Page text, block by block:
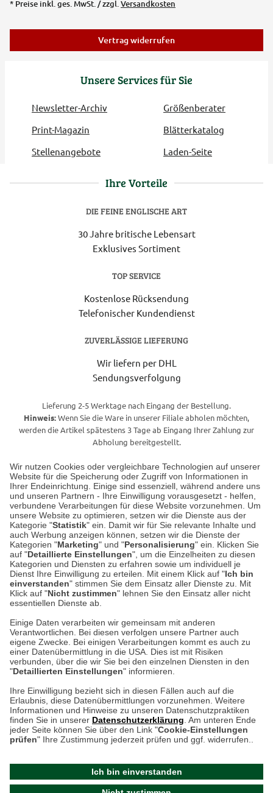
Wir nutzen Cookies oder vergleichbare Technologien auf unserer
Website für die Speicherung oder Zugriff von Informationen in
Ihrer Endeinrichtung. Einige sind essenziell, während andere uns
und unseren Partnern - Ihre Einwilligung vorausgesetzt - helfen,
verbundene Verarbeitungen für diese Website vorzunehmen. Um
unsere Website zu optimieren, setzen wir die Dienste aus der
Kategorie "Statistik" ein. Damit wir für Sie relevante Inhalte und
auch Werbung anzeigen können, setzen wir die Dienste der
Kategorien "Marketing" und "Personalisierung" ein. Klicken Sie
auf "Detaillierte Einstellungen", um die Einzelheiten zu diesen
Kategorien und Diensten zu erfahren sowie um individuell je
Dienst Ihre Einwilligung zu erteilen. Mit einem Klick auf "Ich bin
einverstanden" stimmen Sie dem Einsatz aller Dienste zu. Mit
Klick auf "Nicht zustimmen" lehnen Sie den Einsatz aller nicht
essentiellen Dienste ab.
Einige Daten verarbeiten wir gemeinsam mit anderen
Verantwortlichen. Bei diesen verfolgen unsere Partner auch
eigene Zwecke. Bei einigen Verarbeitungen kommt es auch zu
einer Datenübermittlung in die USA. Dies ist mit Risiken
verbunden, über die wir Sie bei den einzelnen Diensten in den
"Detaillierten Einstellungen" informieren.
Ihre Einwilligung bezieht sich in diesen Fällen auch auf die
Erlaubnis, diese Datenübermittlungen vorzunehmen. Weitere
Informationen und Hinweise zu unseren Datenschutzpraktiken
finden Sie in unserer Datenschutzerklärung . Am unteren Ende
jeder Seite können Sie über den Link "Cookie-Einstellungen
prüfen" Ihre Zustimmung jederzeit prüfen und ggf. widerrufen..
Ich bin einverstanden
Unsere Services für Sie
Newsletter-Archiv
Größenberater
Print-Magazin
Blätterkatalog
Stellenangebote
Laden-Seite
* Preise inkl. ges. MwSt. / zzgl.Versandkosten
Vertrag widerrufen
Ihre Vorteile
DIE FEINE ENGLISCHE ART
30 Jahre britische Lebensart
Exklusives Sortiment
TOP SERVICE
Kostenlose Rücksendung
Telefonischer Kundendienst
ZUVERLÄSSIGE LIEFERUNG
Wir liefern per DHL
Sendungsverfolgung
Lieferung 2-5 Werktage nach Eingang der Bestellung.
Hinweis:Wenn Sie die Ware in unserer Filiale abholen möchten,
werden die Artikel spätestens 3 Tage ab Eingang Ihrer Zahlung zur
Abholung bereitgestellt.
Unser Geschäft in Meckenheim
Auf dem Steinbüchel 6
53340 Meckenheim
Montag bis Samstag 9:00 Uhr bis 18:00 Uhr
weitere Information
Hier finden Sie uns im Netz
Kontakt
Umwelt und Entsorgung
Zur Echtheit von Bewertungen
Hinweisgeber-Schutzgesetz
Barrierefreiheit unserer Website
am 07.08.2026 um 15:47
2024 THE BRITISH SHOP
Cookie-Einstellungen in Ihrem Browser
ACHTUNG!
Ihr Browser speichert aktuell keine Cookies!
Leider können Sie in diesem Fall unseren Online-Shop
Bitte stellen Sie sicher, dass Ihr Browser unsere funktionalen